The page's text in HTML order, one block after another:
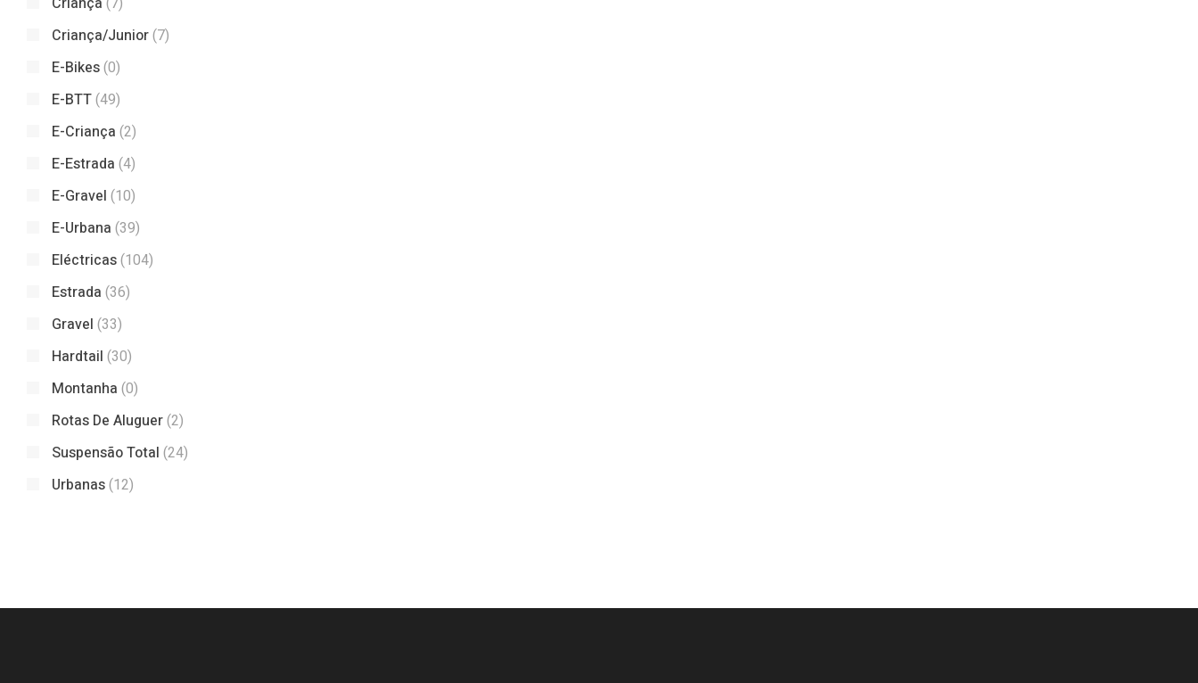
Criança/Junior(7)
E-Bikes(0)
E-BTT(49)
E-Criança (2)
E-Estrada (4)
E-Gravel (10)
E-Urbana (39)
Eléctricas(104)
Estrada (36)
Gravel (33)
Hardtail (30)
Montanha (0)
Rotas De Aluguer(2)
Suspensão Total (24)
Urbanas(12)